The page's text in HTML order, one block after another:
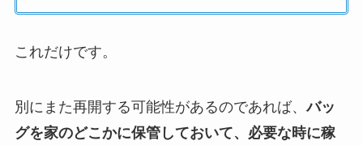
これだけです。
別にまた再開する可能性があるのであれば、バッ
グを家のどこかに保管しておいて、必要な時に稼